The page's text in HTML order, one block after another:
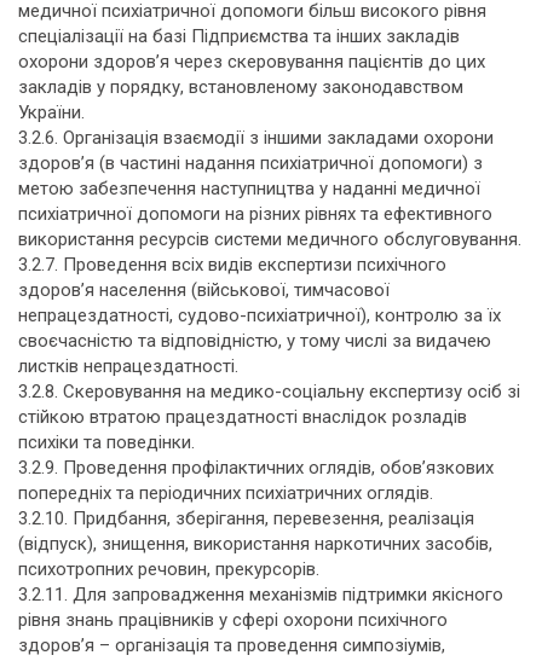
медичної психіатричної допомоги більш високого рівня
спеціалізації на базі Підприємства та інших закладів
охорони здоров’я через скеровування пацієнтів до цих
закладів у порядку, встановленому законодавством
України.
3.2.6. Організація взаємодії з іншими закладами охорони
здоров’я (в частині надання психіатричної допомоги) з
метою забезпечення наступництва у наданні медичної
психіатричної допомоги на різних рівнях та ефективного
використання ресурсів системи медичного обслуговування.
3.2.7. Проведення всіх видів експертизи психічного
здоров’я населення (військової, тимчасової
непрацездатності, судово-психіатричної), контролю за їх
своєчасністю та відповідністю, у тому числі за видачею
листків непрацездатності.
3.2.8. Скеровування на медико-соціальну експертизу осіб зі
стійкою втратою працездатності внаслідок розладів
психіки та поведінки.
3.2.9. Проведення профілактичних оглядів, обов’язкових
попередніх та періодичних психіатричних оглядів.
3.2.10. Придбання, зберігання, перевезення, реалізація
(відпуск), знищення, використання наркотичних засобів,
психотропних речовин, прекурсорів.
3.2.11. Для запровадження механізмів підтримки якісного
рівня знань працівників у сфері охорони психічного
здоров’я – організація та проведення симпозіумів,